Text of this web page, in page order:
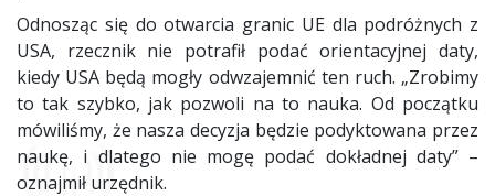
Odnosząc się do otwarcia granic UE dla podróżnych z
USA, rzecznik nie potrafił podać orientacyjnej daty,
kiedy USA będą mogły odwzajemnić ten ruch. „Zrobimy
to tak szybko, jak pozwoli na to nauka. Od początku
mówiliśmy, że nasza decyzja będzie podyktowana przez
naukę, i dlatego nie mogę podać dokładnej daty” –
oznajmił urzędnik.